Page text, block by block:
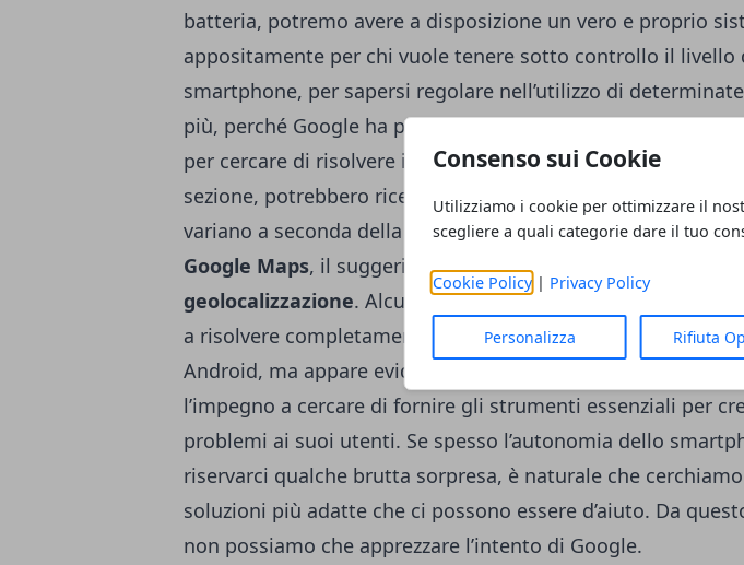
Consenso sui Cookie
Utilizziamo i cookie per ottimizzare il
scegliere a quali categorie dare il tuo
Cookie Policy| Privacy Policy
Personalizza Rifiuta
batteria, potremo avere a disposizione un vero e proprio
appositamente per chi vuole tenere sotto controllo il livello
smartphone, per sapersi regolare nell’utilizzo di determinate
più, perché Google ha pensato anche a come dare delle
per cercare di risolvere il problema. Infatti gli utenti,
sezione, potrebbero ricevere dei suggerimenti per delle
variano a seconda della situazione. Per esempio, se stiamo
Google Maps, il suggerimento ricevuto sarebbe quello di
geolocalizzazione. Alcuni potrebbero considerare questa
a risolvere completamente il problema dell’
autonomiadella
Android, ma appare evidente da parte del colosso di
l’impegno a cercare di fornire gli strumenti essenziali per
problemi ai suoi utenti. Se spesso l’autonomia dello
riservarci qualche brutta sorpresa, è naturale che
soluzioni più adatte che ci possono essere d’aiuto. Da
non possiamo che apprezzare l’intento di Google.